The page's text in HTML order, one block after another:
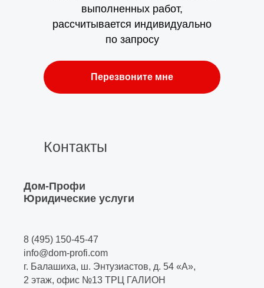
выполненных работ,
рассчитывается индивидуально
по запросу
Перезвоните мне
Контакты
Дом-Профи
Юридические услуги
8 (495) 150-45-47
info@dom-profi.com
г. Балашиха, ш. Энтузиастов, д. 54 «А»,
2 этаж, офис №13 ТРЦ ГАЛИОН